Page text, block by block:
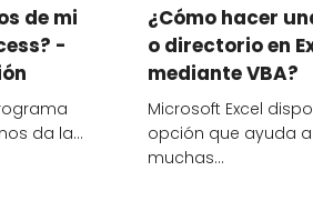
de mi
-
da la…
¿Cómo hacer
o directorio en
mediante VBA?
Microsoft Excel
opción que ayuda
muchas…